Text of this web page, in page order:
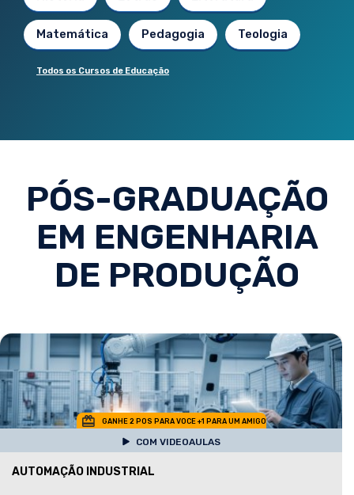
Matemática Pedagogia Teologia
Todos os Cursos de Educação
PÓS-GRADUAÇÃO
EM ENGENHARIA
DE PRODUÇÃO
GANHE 2 POS PARA VOCE +1 PARA UM AMIGO
COM VIDEOAULAS
AUTOMAÇÃO INDUSTRIAL